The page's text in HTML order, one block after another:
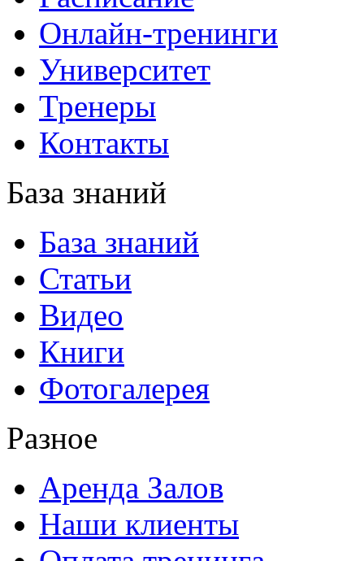
Онлайн-тренинги
Университет
Тренеры
Контакты
База знаний
База знаний
Статьи
Видео
Книги
Фотогалерея
Разное
Аренда Залов
Наши клиенты